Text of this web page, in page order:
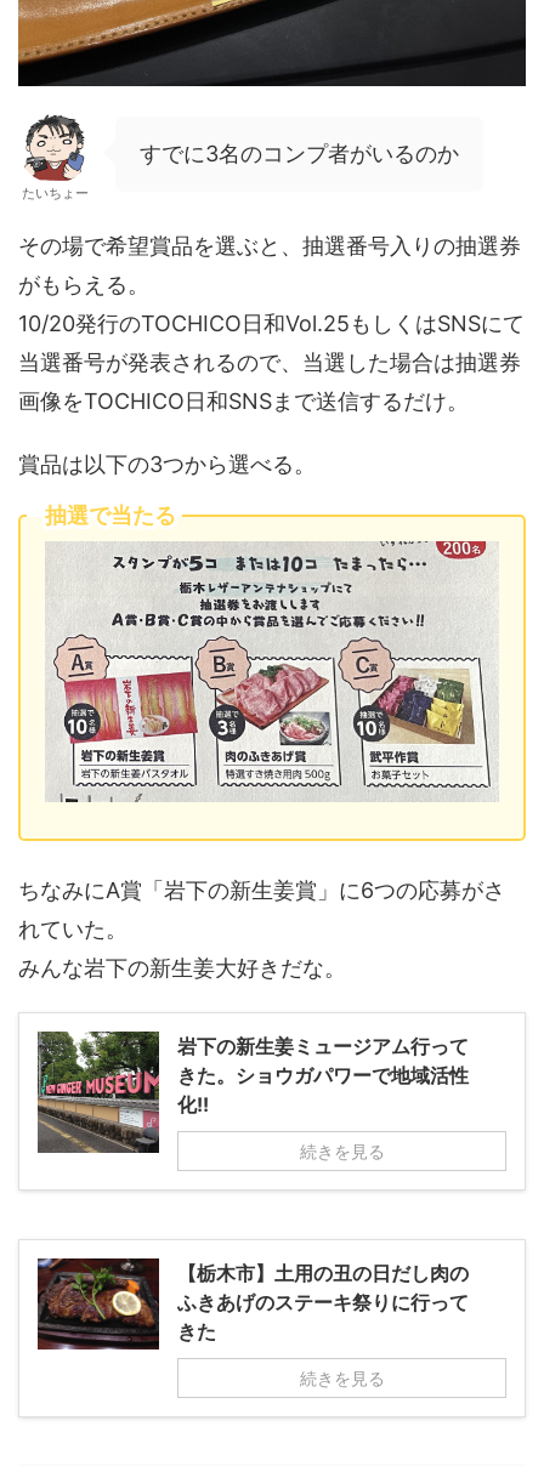
たいちょー
すでに3名のコンプ者がいるのか
その場で希望賞品を選ぶと、抽選番号入りの抽選券
がもらえる。
10/20発行のTOCHICO日和Vol.25もしくはSNSにて
当選番号が発表されるので、当選した場合は抽選券
画像をTOCHICO日和SNSまで送信するだけ。
賞品は以下の3つから選べる。
抽選で当たる
ちなみにA賞「岩下の新生姜賞」に6つの応募がさ
れていた。
みんな岩下の新生姜大好きだな。
岩下の新生姜ミュージアム行って
きた。ショウガパワーで地域活性
化!!
続きを見る
【栃木市】土用の丑の日だし肉の
ふきあげのステーキ祭りに行って
きた
続きを見る